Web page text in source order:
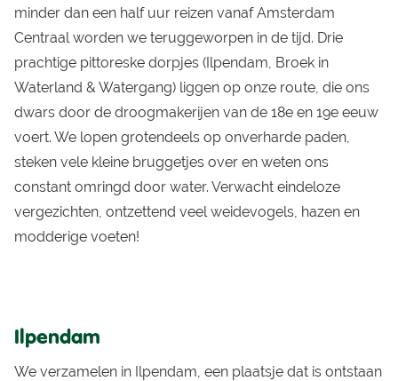
minder dan een half uur reizen vanaf Amsterdam
Centraal worden we teruggeworpen in de tijd. Drie
prachtige pittoreske dorpjes (Ilpendam, Broek in
Waterland & Watergang) liggen op onze route, die ons
dwars door de droogmakerijen van de 18e en 19e eeuw
voert. We lopen grotendeels op onverharde paden,
steken vele kleine bruggetjes over en weten ons
constant omringd door water. Verwacht eindeloze
vergezichten, ontzettend veel weidevogels, hazen en
modderige voeten!
Ilpendam
We verzamelen in Ilpendam, een plaatsje dat is ontstaan